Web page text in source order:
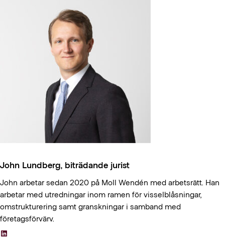
John Lundberg, biträdande jurist
John arbetar sedan 2020 på Moll Wendén med arbetsrätt. Han
arbetar med utredningar inom ramen för visselblåsningar,
omstrukturering samt granskningar i samband med
företagsförvärv.
LinkedIn